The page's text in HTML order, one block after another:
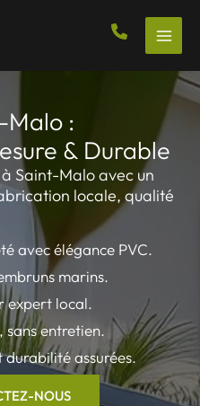
Malo :
& Durable
Saint-Malo avec un
locale, qualité
avec élégance PVC.
marins.
expert local.
sans entretien.
assurées.
NOUS